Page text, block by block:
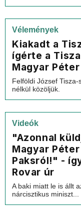
Vélemények
Kiakadt a
ígérte a
Magyar
Felföldi József
nélkül közöljük.
Videók
"Azonnal
Magyar
Paksról!" -
Rovar úr
A baki miatt le is állt
nárcisztikus miniszt...